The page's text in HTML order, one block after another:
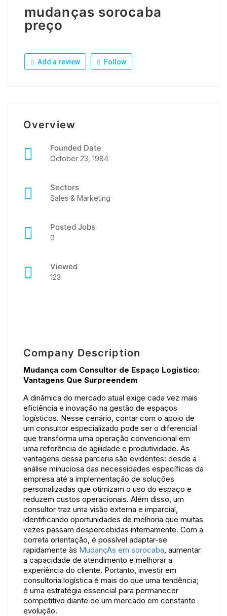
mudanças sorocaba
preço
Add a review Follow
Overview
Founded Date
October 23, 1984
Sectors
Sales & Marketing
Posted Jobs
0
Viewed
123
Company Description
Mudança com Consultor de Espaço Logístico:
Vantagens Que Surpreendem
A dinâmica do mercado atual exige cada vez mais
eficiência e inovação na gestão de espaços
logísticos. Nesse cenário, contar com o apoio de
um consultor especializado pode ser o diferencial
que transforma uma operação convencional em
uma referência de agilidade e produtividade. As
vantagens dessa parceria são evidentes: desde a
análise minuciosa das necessidades específicas da
empresa até a implementação de soluções
personalizadas que otimizam o uso do espaço e
reduzem custos operacionais. Além disso, um
consultor traz uma visão externa e imparcial,
identificando oportunidades de melhoria que muitas
vezes passam despercebidas internamente. Com a
correta orientação, é possível adaptar-se
rapidamente às MudançAs em sorocaba, aumentar
a capacidade de atendimento e melhorar a
experiência do cliente. Portanto, investir em
consultoria logística é mais do que uma tendência;
é uma estratégia essencial para permanecer
competitivo diante de um mercado em constante
evolução.